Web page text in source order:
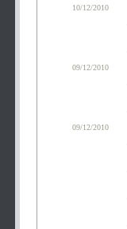
10/12/2010
09/12/2010
09/12/2010